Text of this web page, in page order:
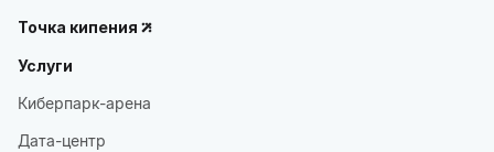
Точка кипения
Услуги
Киберпарк-арена
Дата-центр